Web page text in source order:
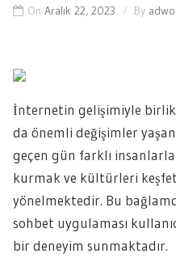
On Aralık 22, 2023 By
İnternetin gelişimiyle
da önemli değişimler
geçen gün farklı
kurmak ve kültürleri
yönelmektedir. Bu
sohbet uygulaması
bir deneyim sunmaktadır.